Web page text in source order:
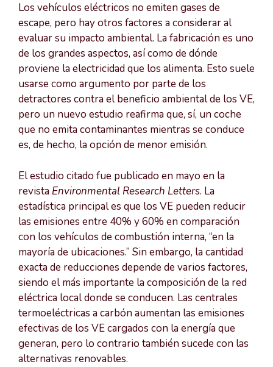
Los vehículos eléctricos no emiten gases de
escape, pero hay otros factores a considerar al
evaluar su impacto ambiental. La fabricación es uno
de los grandes aspectos, así como de dónde
proviene la electricidad que los alimenta. Esto suele
usarse como argumento por parte de los
detractores contra el beneficio ambiental de los VE,
pero un nuevo estudio reafirma que, sí, un coche
que no emita contaminantes mientras se conduce
es, de hecho, la opción de menor emisión.
El estudio citado fue publicado en mayo en la
revista Environmental Research Letters. La
estadística principal es que los VE pueden reducir
las emisiones entre 40% y 60% en comparación
con los vehículos de combustión interna, “en la
mayoría de ubicaciones.” Sin embargo, la cantidad
exacta de reducciones depende de varios factores,
siendo el más importante la composición de la red
eléctrica local donde se conducen. Las centrales
termoeléctricas a carbón aumentan las emisiones
efectivas de los VE cargados con la energía que
generan, pero lo contrario también sucede con las
alternativas renovables.